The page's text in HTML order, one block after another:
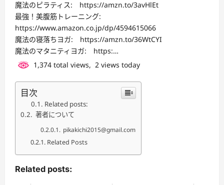
魔法のピラティス: https://amzn.to/3avHlEt
最強！美腹筋トレーニング:
https://www.amazon.co.jp/dp/4594615066
魔法の寝落ちヨガ: https://amzn.to/36WtCYI
魔法のマタニティヨガ: https:…
1,374 total views, 2 views today
目次
Related posts:
著者について
pikakichi2015@gmail.com
Related Posts
Related posts: